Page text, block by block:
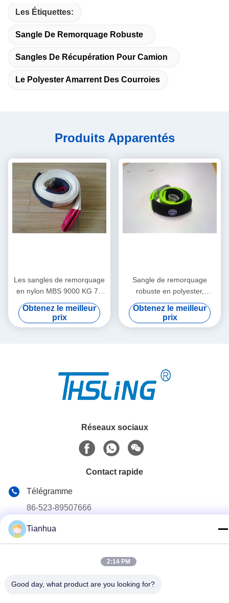
Les Étiquettes:
Sangle De Remorquage Robuste
Sangles De Récupération Pour Camion
Le Polyester Amarrent Des Courroies
Produits Apparentés
Les sangles de remorquage
en nylon MBS 9000 KG 75
mm couleur orange avec
yeux
Obtenez le meilleur
prix
Sangle de remorquage
robuste en polyester,
protecteur d'arbre pour
camion avec boucles
renforcées
Obtenez le meilleur
prix
Réseaux sociaux
Contact rapide
Télégramme
86-523-89507666
E-mail
info@tianhua-rigging.com
de Gaogang, Ville de Taizhou, Province du Jiangsu, Chine
Tianhua
2:14 PM
Good day, what product are you looking for?